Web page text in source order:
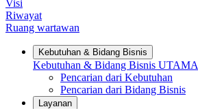
Visi
Riwayat
Ruang wartawan
Kebutuhan & Bidang Bisnis
Kebutuhan & Bidang Bisnis UTAMA
Pencarian dari Kebutuhan
Pencarian dari Bidang Bisnis
Layanan